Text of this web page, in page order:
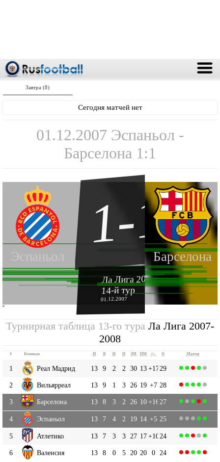
Завтра (8)
Сегодня матчей нет
01.12.2007 Эспаньол -
Барселона 1:1
Эспаньол Барселона
1-1
Ла Лига 2007-2008
14-й тур
01.12.2007
''
Турнирная таблица 13-го тура Ла Лига 2007-
2008
# Команда И В Н П ЗМ ПМ +|- О Матчи
1 Реал Мадрид 13 9 2 2 30 13+17 29
2 Вильярреал 13 9 1 3 26 19 +7 28
3 Барселона 13 8 3 2 26 10+16 27
4 Эспаньол 13 7 4 2 19 14 +5 25
5 Атлетико 13 7 3 3 27 17+10 24
6 Валенсия 13 8 0 5 20 20 0 24